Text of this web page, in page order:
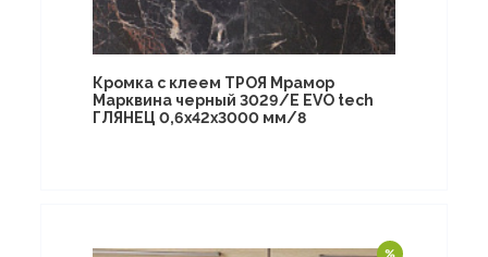
Кромка с клеем ТРОЯ Мрамор
Марквина черный 3029/Е EVO tech
ГЛЯНЕЦ 0,6х42х3000 мм/8